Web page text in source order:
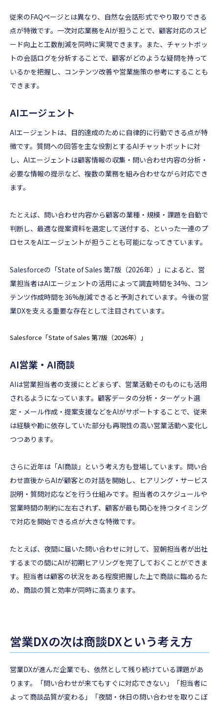
従来のFAQページとは異なり、自然な会話形式でやり取りできる
点が特徴です。一次対応業務をAIが担うことで、顧客対応のスピ
ード向上と工数削減を同時に実現できます。また、チャットボッ
トの会話ログを分析することで、顧客がどのような疑問を持って
いるかを把握し、コンテンツ改善や営業施策の参考にすることも
できます。
AIエージェント
AIエージェントは、目的達成のために自律的に行動できる点が特
徴です。質問への回答を主な役割とするAIチャットボットに対
し、AIエージェントは顧客情報の収集・問い合わせ内容の分析・
必要な情報の提示など、複数の業務を組み合わせながら対応でき
ます。
たとえば、問い合わせ内容から顧客の業種・規模・課題を自動で
判断し、最適な提案資料を選定して送付する、といった一連のプ
ロセスをAIエージェントが担うことも可能になってきています。
Salesforceの「State of Sales 第7版（2026年）」によると、営
業担当者はAIエージェントの活用によって調査時間を34%、コン
テンツ作成時間を36%削減できると予測されています。今後の営
業DXを支える重要な存在として注目されています。
Salesforce「State of Sales 第7版（2026年）」
AI営業・AI商談
AIは営業担当者の支援にとどまらず、営業活動そのものにも活用
されるようになっています。顧客データの分析・ターゲット選
定・メール作成・提案支援などをAIがサポートすることで、従来
は経験や勘に依存していた部分も再現性の高い営業活動へ変化し
つつあります。
さらに近年は「AI商談」という考え方も登場しています。問い合
わせ直後からAIが顧客との対話を開始し、ヒアリング・サービス
説明・質問対応などを行う仕組みです。担当者のスケジュールや
営業時間の制約に左右されず、顧客が最も関心を持つタイミング
で対応を開始できる点が大きな特徴です。
たとえば、夜間に届いた問い合わせに対して、翌朝担当者が出社
するまでの間にAIが初期ヒアリングを完了しておくことができま
す。担当者は顧客の状況をある程度把握した上で商談に臨めるた
め、商談の質と効率が同時に高まります。
営業DXの次は商談DXという考え方
営業DXが進んだ企業でも、依然として残り続けている課題があ
ります。「問い合わせが来てもすぐに対応できない」「担当者に
よって商談品質が変わる」「夜間・休日の問い合わせを取りこぼ